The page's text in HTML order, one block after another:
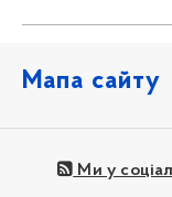
Мапа сайту
Ми у